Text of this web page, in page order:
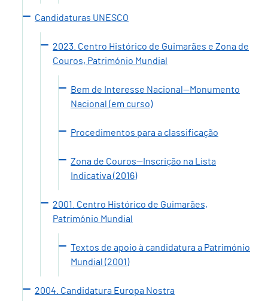
Candidaturas UNESCO
2023. Centro Histórico de Guimarães e Zona de
Couros, Património Mundial
Bem de Interesse Nacional—Monumento
Nacional (em curso)
Procedimentos para a classificação
Zona de Couros—Inscrição na Lista
Indicativa (2016)
2001. Centro Histórico de Guimarães,
Património Mundial
Textos de apoio à candidatura a Património
Mundial (2001)
2004. Candidatura Europa Nostra